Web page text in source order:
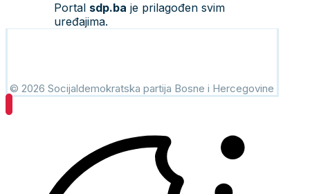
Portal sdp.ba je prilagođen svim
uređajima.
© 2026 Socijaldemokratska partija Bosne i Hercegovine